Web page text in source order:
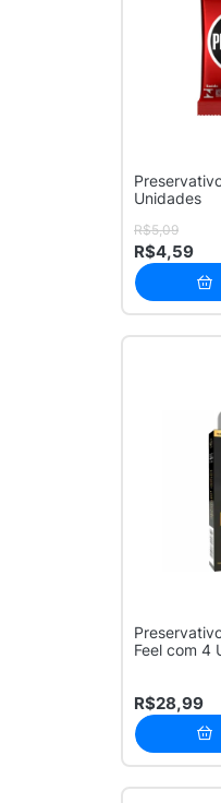
Unidades
R$5,09
R$4,59
Feel com 4
R$28,99